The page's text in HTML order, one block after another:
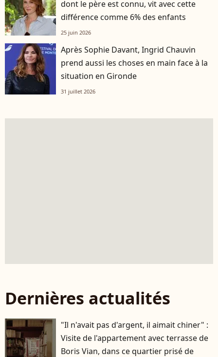
dont le père est connu, vit avec cette
différence comme 6% des enfants
25 juin 2026
Après Sophie Davant, Ingrid Chauvin
prend aussi les choses en main face à la
situation en Gironde
31 juillet 2026
Dernières actualités
"Il n'avait pas d'argent, il aimait chiner" :
Visite de l'appartement avec terrasse de
Boris Vian, dans ce quartier prisé de